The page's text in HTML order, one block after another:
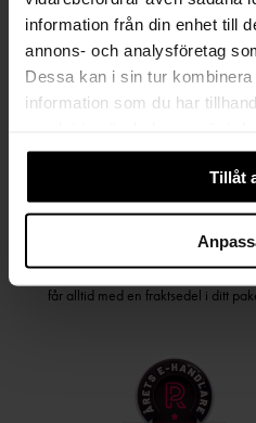
information från din enhet till
annons- och analysföretag
Dessa kan i sin tur
information som du har
Tillåt
PRENUMERERA PÅ
Kvinna Man
Välj det betalsätt som passar dig med
bekväma fraktalternativ;
får alltid med en fraktsedel i ditt